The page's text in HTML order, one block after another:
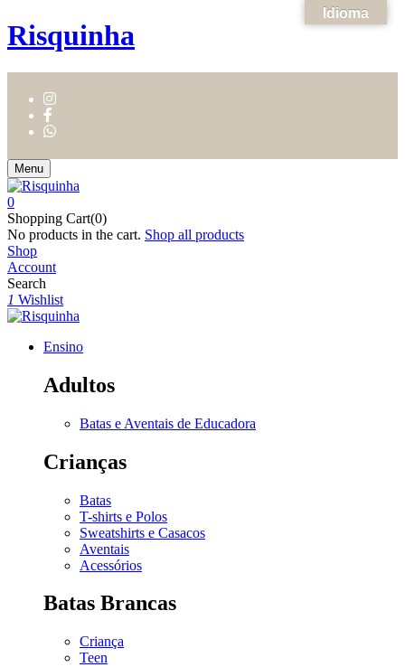
Risquinha
Menu
0
Shopping Cart(0)
No products in the cart. Shop all products
Shop
Account
Search
1 Wishlist
Ensino
Adultos
Batas e Aventais de Educadora
Crianças
Batas
T-shirts e Polos
Sweatshirts e Casacos
Aventais
Acessórios
Batas Brancas
Criança
Teen
Idioma